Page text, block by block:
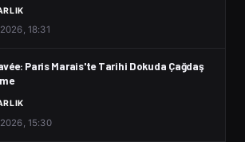
18:31
Paris Marais'te Tarihi Dokuda Çağdaş
15:30